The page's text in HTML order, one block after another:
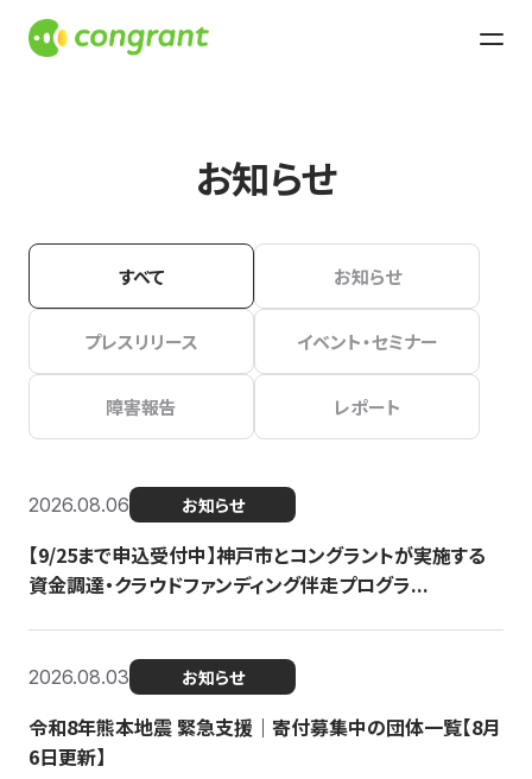
お知らせ
すべて お知らせ
プレスリリース イベント・セミナー
障害報告 レポート
2026.08.06 お知らせ
【9/25まで申込受付中】神戸市とコングラントが実施する
資金調達・クラウドファンディング伴走プログラ...
2026.08.03 お知らせ
令和8年熊本地震 緊急支援｜寄付募集中の団体一覧【8月
6日更新】